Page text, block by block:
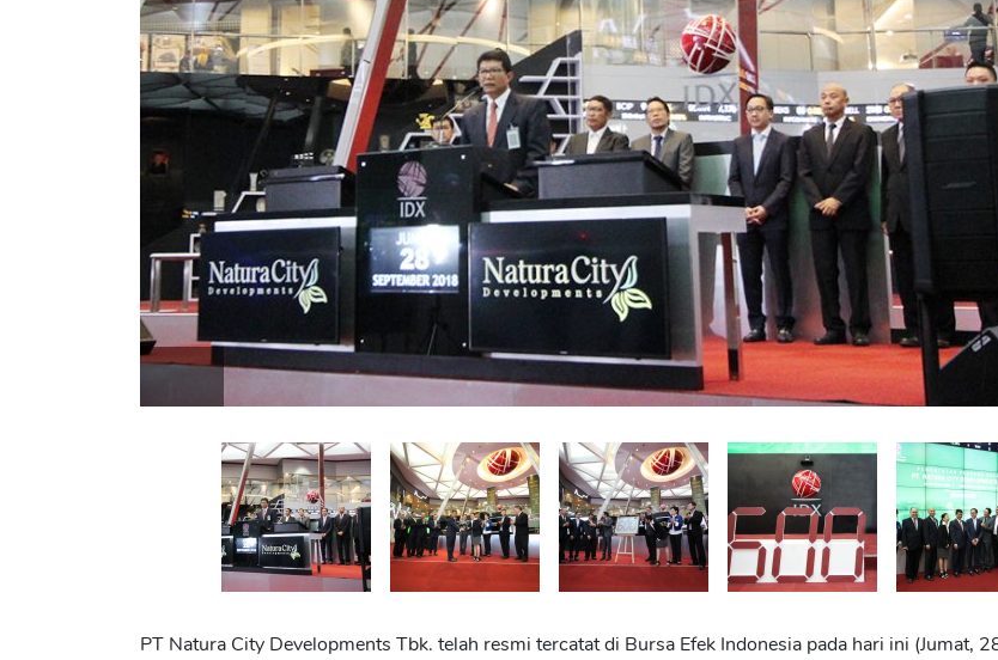
PT Natura City Developments Tbk. telah resmi tercatat di Bursa Efek Indonesia pada hari ini (Jumat,